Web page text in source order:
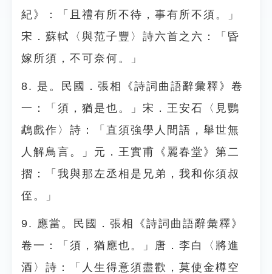
紀》：「且禮有所不待，事有所不須。」
宋．蘇軾〈與范子豐〉詩六首之六：「昏
嫁所須，不可奈何。」
8. 是。民國．張相《詩詞曲語辭彙釋》卷
一：「須，猶是也。」宋．王安石〈見鸚
鵡戲作〉詩：「直須強學人間語，舉世無
人解鳥言。」元．王實甫《麗春堂》第二
摺：「我與那左丞相是兄弟，我和你須叔
侄。」
9. 應當。民國．張相《詩詞曲語辭彙釋》
卷一：「須，猶應也。」唐．李白〈將進
酒〉詩：「人生得意須盡歡，莫使金樽空